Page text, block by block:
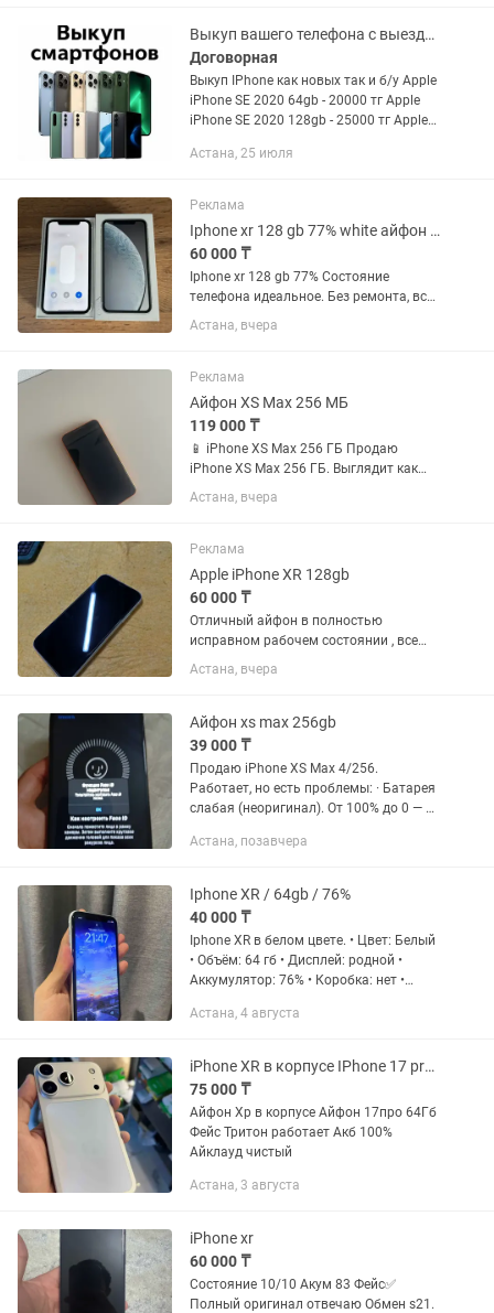
Выкуп вашего телефона с выездом на ваш адрес
Договорная
Выкуп IPhone как новых так и б/у Apple
iPhone SE 2020 64gb - 20000 тг Apple
iPhone SE 2020 128gb - 25000 тг Apple
X 256gb - 34000 тг Apple iPhone XS 64gb
Астана, 25 июля
Реклама
Iphone xr 128 gb 77% white айфон хр 128
60 000 ₸
Iphone xr 128 gb 77% Состояние
телефона идеальное. Без ремонта, все
в оригинале. Скол и трещин нет, для
своих лет очень хорошо сохранился. В
Астана, вчера
Реклама
Айфон XS Max 256 МБ
119 000 ₸
📱 iPhone XS Max 256 ГБ Продаю
iPhone XS Max 256 ГБ. Выглядит как
айфон 17 про Макс Качество видео
супер , сама пользуюсь таким же уже
братишке , так как он...
Астана, вчера
Реклама
Apple iPhone XR 128gb
60 000 ₸
Отличный айфон в полностью
исправном рабочем состоянии , все
родное все работает . Акум 76% но на
день хватает , при желании конечно
использовании нужды не было , фейс...
Астана, вчера
Айфон xs max 256gb
39 000 ₸
Продаю iPhone XS Max 4/256.
Работает, но есть проблемы: · Батарея
слабая (неоригинал). От 100% до 0 — 2
Face ID не работает. · По корпусу и
Астана, позавчера
Iphone XR / 64gb / 76%
40 000 ₸
Iphone XR в белом цвете. • Цвет: Белый
• Объём: 64 гб • Дисплей: родной •
Аккумулятор: 76% • Коробка: нет •
на такси. Обмена нет.
Астана, 4 августа
iPhone XR в корпусе IPhone 17 pro 64Gb
75 000 ₸
Айфон Хр в корпусе Айфон 17про 64Гб
Фейс Тритон работает Акб 100%
Айклауд чистый
Астана, 3 августа
iPhone xr
60 000 ₸
Состояние 10/10 Акум 83 Фейс✅
Полный оригинал отвечаю Обмен s21.